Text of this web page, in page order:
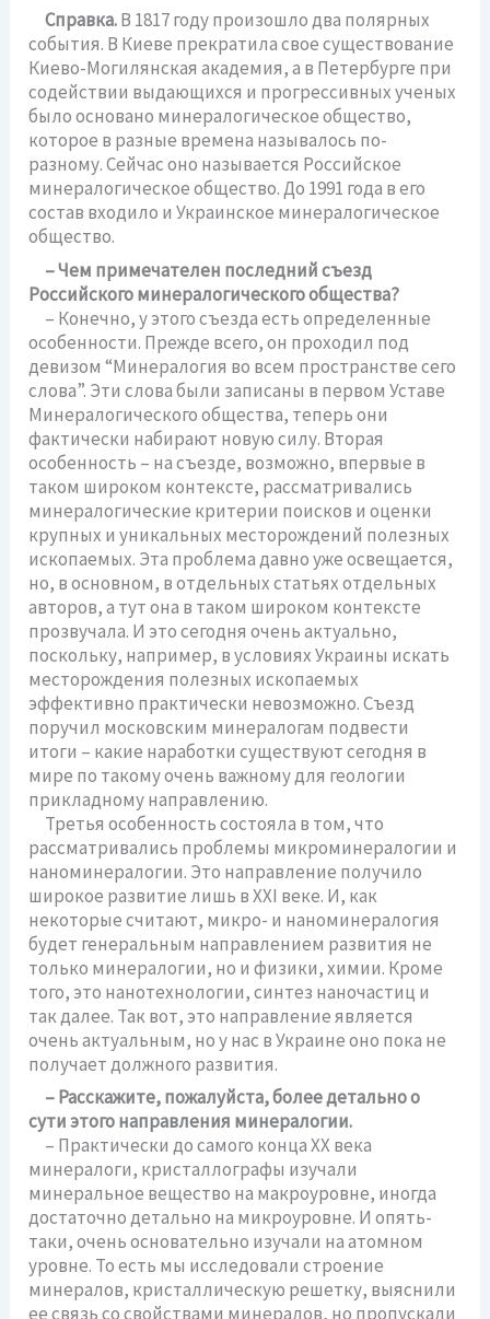
Справка.В 1817 году произошло два полярных
события. В Киеве прекратила свое существование
Киево-Могилянская академия, а в Петербурге при
содействии выдающихся и прогрессивных ученых
было основано минералогическое общество,
которое в разные времена называлось по-
разному. Сейчас оно называется Российское
минералогическое общество. До 1991 года в его
состав входило и Украинское минералогическое
общество.
– Чем примечателен последний съезд
Российского минералогического общества?
– Конечно, у этого съезда есть определенные
особенности. Прежде всего, он проходил под
девизом “Минералогия во всем пространстве сего
слова”. Эти слова были записаны в первом Уставе
Минералогического общества, теперь они
фактически набирают новую силу. Вторая
особенность – на съезде, возможно, впервые в
таком широком контексте, рассматривались
минералогические критерии поисков и оценки
крупных и уникальных месторождений полезных
ископаемых. Эта проблема давно уже освещается,
но, в основном, в отдельных статьях отдельных
авторов, а тут она в таком широком контексте
прозвучала. И это сегодня очень актуально,
поскольку, например, в условиях Украины искать
месторождения полезных ископаемых
эффективно практически невозможно. Съезд
поручил московским минералогам подвести
итоги – какие наработки существуют сегодня в
мире по такому очень важному для геологии
прикладному направлению.
Третья особенность состояла в том, что
рассматривались проблемы микроминералогии и
наноминералогии. Это направление получило
широкое развитие лишь в ХХІ веке. И, как
некоторые считают, микро- и наноминералогия
будет генеральным направлением развития не
только минералогии, но и физики, химии. Кроме
того, это нанотехнологии, синтез наночастиц и
так далее. Так вот, это направление является
очень актуальным, но у нас в Украине оно пока не
получает должного развития.
– Расскажите, пожалуйста, более детально о
сути этого направления минералогии.
– Практически до самого конца ХХ века
минералоги, кристаллографы изучали
минеральное вещество на макроуровне, иногда
достаточно детально на микроуровне. И опять-
таки, очень основательно изучали на атомном
уровне. То есть мы исследовали строение
минералов, кристаллическую решетку, выяснили
ее связь со свойствами минералов, но пропускали